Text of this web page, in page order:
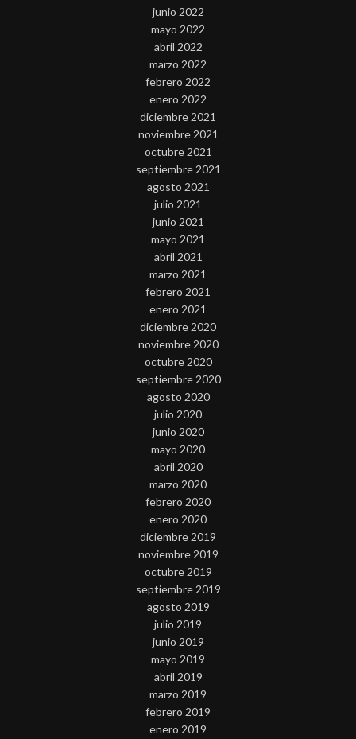
junio 2022
mayo 2022
abril 2022
marzo 2022
febrero 2022
enero 2022
diciembre 2021
noviembre 2021
octubre 2021
septiembre 2021
agosto 2021
julio 2021
junio 2021
mayo 2021
abril 2021
marzo 2021
febrero 2021
enero 2021
diciembre 2020
noviembre 2020
octubre 2020
septiembre 2020
agosto 2020
julio 2020
junio 2020
mayo 2020
abril 2020
marzo 2020
febrero 2020
enero 2020
diciembre 2019
noviembre 2019
octubre 2019
septiembre 2019
agosto 2019
julio 2019
junio 2019
mayo 2019
abril 2019
marzo 2019
febrero 2019
enero 2019